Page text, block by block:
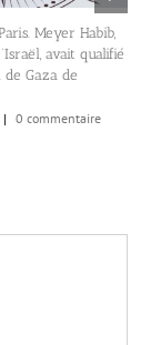
Meyer Habib,
avait qualifié
de Gaza de
| 0 commentaire